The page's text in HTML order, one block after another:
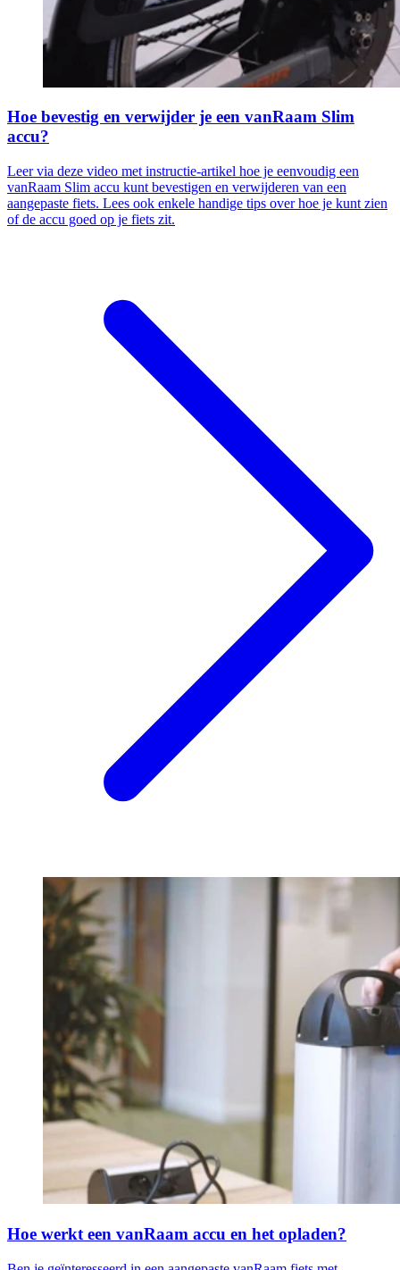
Hoe bevestig en verwijder je een vanRaam Slim
accu?
Leer via deze video met instructie-artikel hoe je eenvoudig een
vanRaam Slim accu kunt bevestigen en verwijderen van een
aangepaste fiets. Lees ook enkele handige tips over hoe je kunt zien
of de accu goed op je fiets zit.
Hoe werkt een vanRaam accu en het opladen?